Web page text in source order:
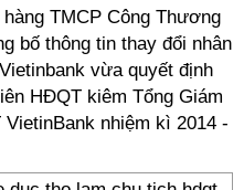
TMCP Công Thương
bố thông tin thay đổi nhân
vừa quyết định
HĐQT kiêm Tổng Giám
nhiệm kì 2014 -